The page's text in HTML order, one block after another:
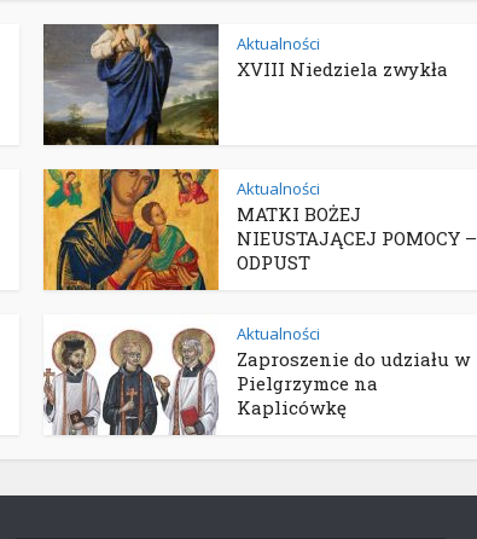
Aktualności
XVIII Niedziela zwykła
Aktualności
MATKI BOŻEJ
NIEUSTAJĄCEJ POMOCY –
ODPUST
Aktualności
Zaproszenie do udziału w
Pielgrzymce na
Kaplicówkę